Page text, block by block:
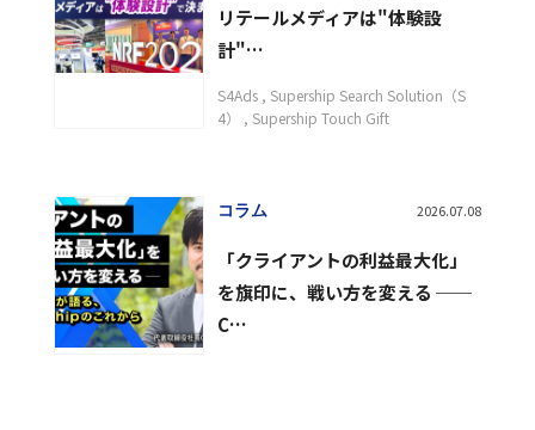
リテールメディアは"体験設
計"…
S4Ads Supership Search Solution（S
4）
Supership Touch Gift
コラム 2026.07.08
「クライアントの利益最大化」
を旗印に、戦い方を変える ──
C…